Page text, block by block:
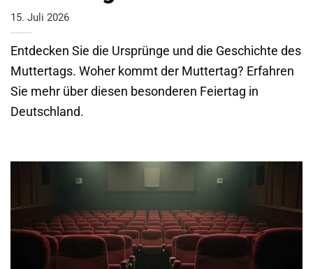
15. Juli 2026
Entdecken Sie die Ursprünge und die Geschichte des
Muttertags. Woher kommt der Muttertag? Erfahren
Sie mehr über diesen besonderen Feiertag in
Deutschland.